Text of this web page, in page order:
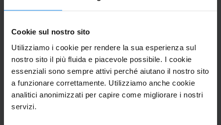
Cookie sul nostro sito
Utilizziamo i cookie per rendere la sua esperienza sul
nostro sito il più fluida e piacevole possibile. I cookie
essenziali sono sempre attivi perché aiutano il nostro sito
a funzionare correttamente. Utilizziamo anche cookie
analitici anonimizzati per capire come migliorare i nostri
servizi.
Documento d’identità e Titolo di viaggio.
(vicino alla Porta 6) e del T2, nell'area dedicata a "Parking
Help Desk - pagamenti e assistenza".
x
Bus navetta allo scoperto